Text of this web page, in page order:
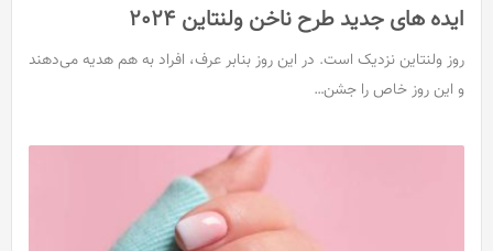
ایده های جدید طرح ناخن ولنتاین 2024
روز ولنتاین نزدیک است. در این روز بنابر عرف، افراد به هم هدیه می‌دهند
و این روز خاص را جشن…